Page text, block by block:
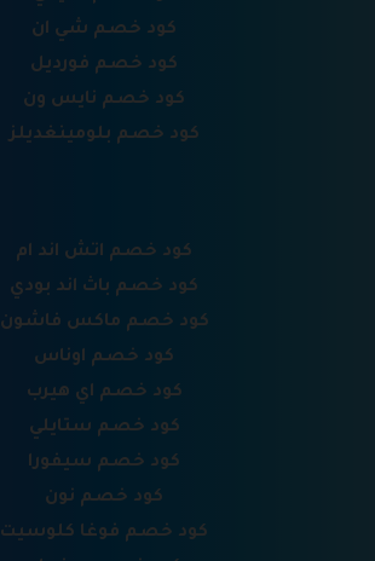
كود خصم شي ان
كود خصم فورديل
كود خصم نايس ون
كود خصم بلومينغديلز
كود خصم اتش اند ام
كود خصم باث اند بودي
كود خصم ماكس فاشون
كود خصم اوناس
كود خصم اي هيرب
كود خصم ستايلي
كود خصم سيفورا
كود خصم نون
كود خصم فوغا كلوسيت